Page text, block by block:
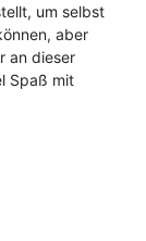
um selbst
aber
an dieser
Spaß mit